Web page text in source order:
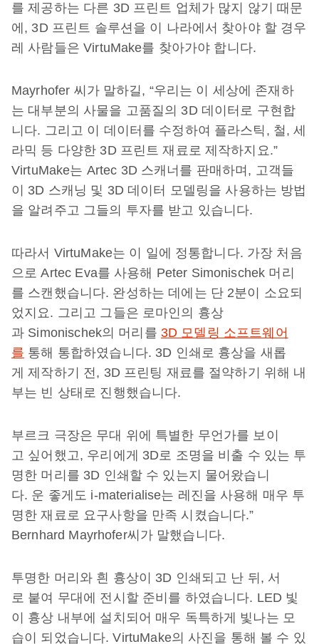
를 제공하는 다른 3D 프린트 업체가 많지 않기 때문
에, 3D 프린트 솔루션을 이 나라에서 찾아야 할 경우
레 사람들은 VirtuMake를 찾아가야 합니다.
Mayrhofer 씨가 말하길, “우리는 이 세상에 존재하
는 대부분의 사물을 고품질의 3D 데이터로 구현합
니다. 그리고 이 데이터를 수정하여 플라스틱, 철, 세
라믹 등 다양한 3D 프린트 재료로 제작하지요.”
VirtuMake는 Artec 3D 스캐너를 판매하며, 고객들
이 3D 스캐닝 및 3D 데이터 모델링을 사용하는 방법
을 알려주고 그들의 투자를 받고 있습니다.
따라서 VirtuMake는 이 일에 정통합니다. 가장 처음
으로 Artec Eva를 사용해 Peter Simonischek 머리
를 스캔했습니다. 완성하는 데에는 단 2분이 소요되
었지요. 그리고 그들은 로마인의 흉상
과 Simonischek의 머리를 3D 모델링 소프트웨어
를 통해 통합하였습니다. 3D 인쇄로 흉상을 새롭
게 제작하기 전, 3D 프린팅 재료를 절약하기 위해 내
부는 빈 상태로 진행했습니다.
부르크 극장은 무대 위에 특별한 무언가를 보이
고 싶어했고, 우리에게 3D로 조명을 비출 수 있는 투
명한 머리를 3D 인쇄할 수 있는지 물어왔습니
다. 운 좋게도 i-materialise는 레진을 사용해 매우 투
명한 재료로 요구사항을 만족 시켰습니다.”
Bernhard Mayrhofer씨가 말했습니다.
투명한 머리와 흰 흉상이 3D 인쇄되고 난 뒤, 서
로 붙여 무대에 전시할 준비를 하였습니다. LED 빛
이 흉상 내부에 설치되어 매우 독특하게 빛나는 모
습이 되었습니다. VirtuMake의 사진을 통해 볼 수 있